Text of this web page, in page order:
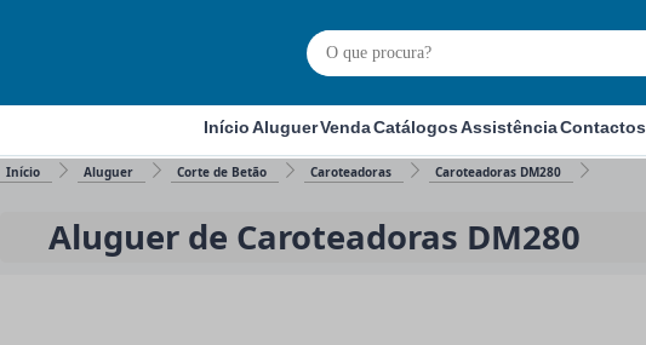
InícioAluguerVendaCatálogosAssistênciaContactos
Início Aluguer Corte de Betão Caroteadoras Caroteadoras DM280
Aluguer de Caroteadoras DM280